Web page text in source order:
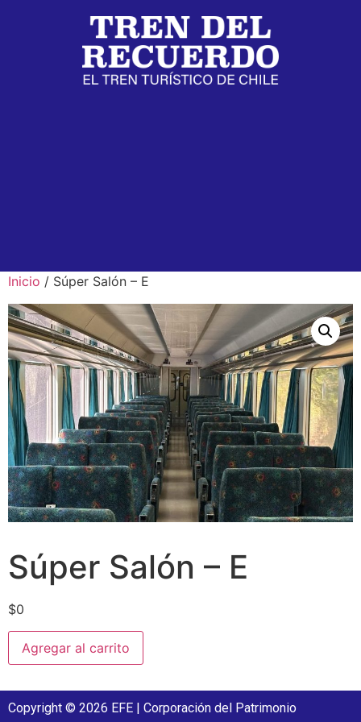
Inicio / Súper Salón – E
Súper Salón – E
$0
Agregar al carrito
Copyright © 2026 EFE | Corporación del Patrimonio